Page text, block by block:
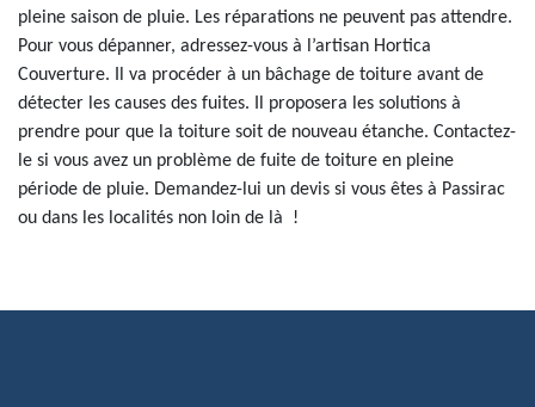
pleine saison de pluie. Les réparations ne peuvent pas attendre.
Pour vous dépanner, adressez-vous à l’artisan Hortica
Couverture. Il va procéder à un bâchage de toiture avant de
détecter les causes des fuites. Il proposera les solutions à
prendre pour que la toiture soit de nouveau étanche. Contactez-
le si vous avez un problème de fuite de toiture en pleine
période de pluie. Demandez-lui un devis si vous êtes à Passirac
ou dans les localités non loin de là !